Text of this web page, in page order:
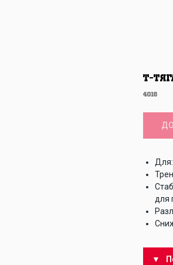
T-
4018
Для:
для